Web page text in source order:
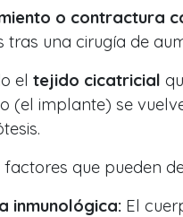
o contractura
tras una cirugía de
el tejido cicatricial
(el implante) se
factores que pueden
inmunológica: El